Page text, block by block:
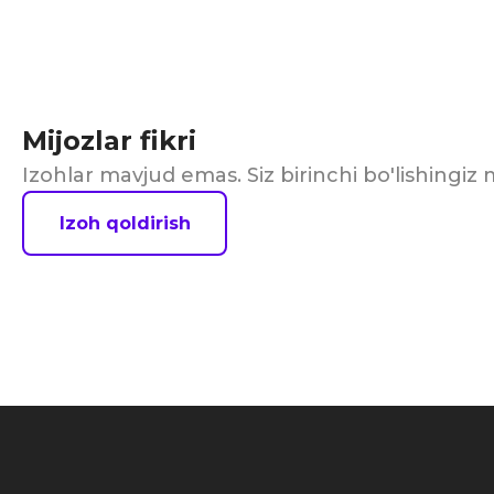
Mijozlar fikri
Izohlar mavjud emas. Siz birinchi bo'lishingiz
Izoh qoldirish